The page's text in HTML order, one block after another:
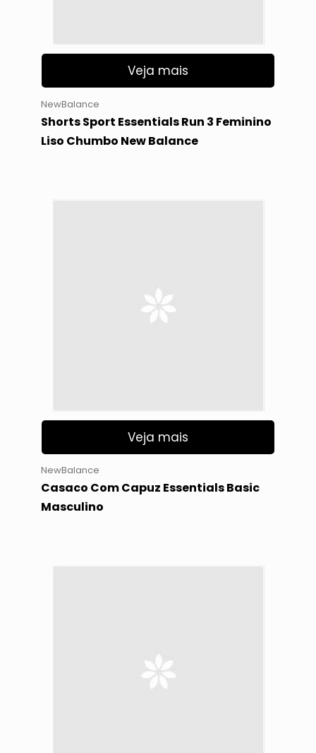
Veja mais
NewBalance
Shorts Sport Essentials Run 3 Feminino
Liso Chumbo New Balance
Veja mais
NewBalance
Casaco Com Capuz Essentials Basic
Masculino